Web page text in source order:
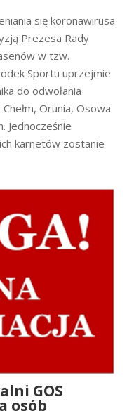
się koronawirusa
Prezesa Rady
w tzw.
Sportu uprzejmie
do odwołania
Orunia, Osowa
Jednocześnie
karnetów zostanie
GOS
osób